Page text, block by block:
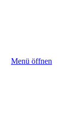
Menü öffnen